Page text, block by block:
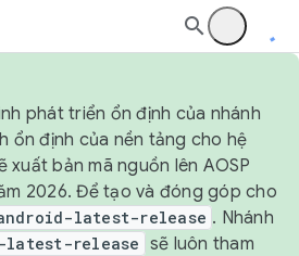
phát triển ổn định của nhánh
ổn định của nền tảng cho hệ
xuất bản mã nguồn lên AOSP
2026. Để tạo và đóng góp cho
latest-release . Nhánh
latest-release sẽ luôn tham